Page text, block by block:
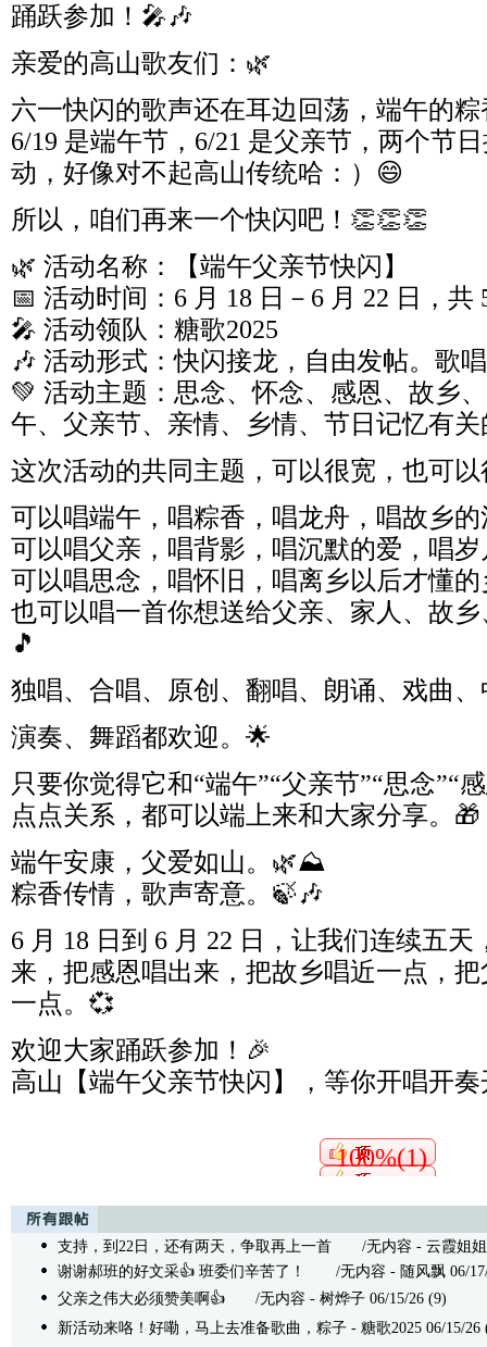
踊跃参加！🎤🎶
亲爱的高山歌友们：🌿
六一快闪的歌声还在耳边回荡，端午的
6/19 是端午节，6/21 是父亲节，两个节
动，好像对不起高山传统哈：）😄
所以，咱们再来一个快闪吧！👏👏👏
🌿 活动名称：【端午父亲节快闪】
📅 活动时间：6 月 18 日－6 月 22 日，共
🎤 活动领队：糖歌2025
🎶 活动形式：快闪接龙，自由发帖。歌
💚 活动主题：思念、怀念、感恩、故乡
午、父亲节、亲情、乡情、节日记忆有关
这次活动的共同主题，可以很宽，也可
可以唱端午，唱粽香，唱龙舟，唱故乡的
可以唱父亲，唱背影，唱沉默的爱，唱
可以唱思念，唱怀旧，唱离乡以后才懂
也可以唱一首你想送给父亲、家人、故
🎵
独唱、合唱、原创、翻唱、朗诵、戏曲
演奏、舞蹈都欢迎。🌟
只要你觉得它和“端午”“父亲节”“思念”“
点点关系，都可以端上来和大家分享。🎁
端午安康，父爱如山。🌿⛰️
粽香传情，歌声寄意。🍃🎶
6 月 18 日到 6 月 22 日，让我们连续五
来，把感恩唱出来，把故乡唱近一点，
一点。💞
欢迎大家踊跃参加！🎉
高山【端午父亲节快闪】，等你开唱开奏
100%(1)
支持，到22日，还有两天，争取再上一首 /无内容 - 云霞姐姐
谢谢郝班的好文采👍 班委们辛苦了！
/无内容 - 随风飘 06/
父亲之伟大必须赞美啊👍 /无内容 - 树烨子 06/15/26 (9)
新活动来咯！好嘞，马上去准备歌曲，粽子 - 糖歌2025 06/15/26